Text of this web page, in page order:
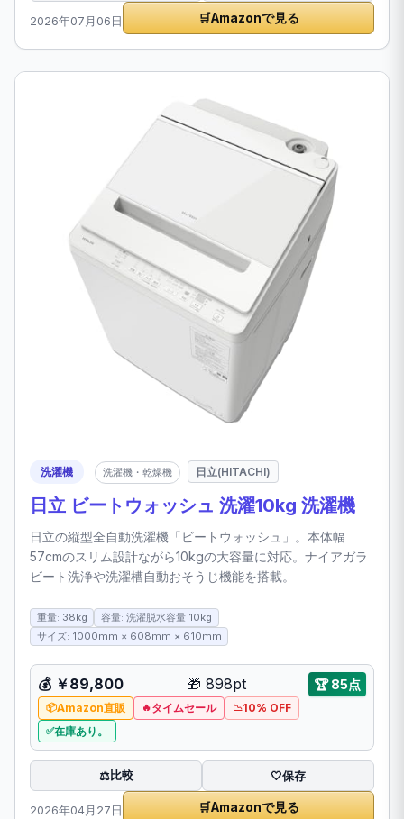
2026年07月06日 🛒Amazonで見る
洗濯機 洗濯機・乾燥機 日立(HITACHI)
日立 ビートウォッシュ 洗濯10kg 洗濯機
日立の縦型全自動洗濯機「ビートウォッシュ」。本体幅
57cmのスリム設計ながら10kgの大容量に対応。ナイアガラ
ビート洗浄や洗濯槽自動おそうじ機能を搭載。
重量: 38kg
容量: 洗濯脱水容量 10kg
サイズ: 1000mm × 608mm × 610mm
💰 ￥89,800 🎁 898pt 🏆85点
Amazon直販 タイムセール
10% OFF
在庫あり。
⚖️比較 🤍保存
2026年04月27日 🛒Amazonで見る